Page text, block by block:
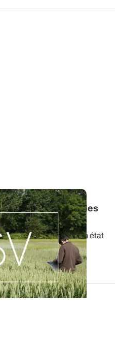
- Consultez les
région
semaine, dressent un état